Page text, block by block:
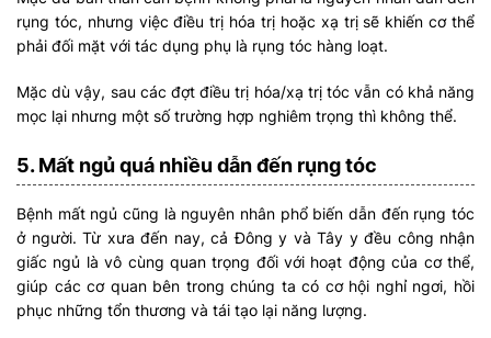
rụng tóc, nhưng việc điều trị hóa trị hoặc xạ trị sẽ khiến cơ thể
phải đối mặt với tác dụng phụ là rụng tóc hàng loạt.
Mặc dù vậy, sau các đợt điều trị hóa/xạ trị tóc vẫn có khả năng
mọc lại nhưng một số trường hợp nghiêm trọng thì không thể.
5. Mất ngủ quá nhiều dẫn đến rụng tóc
Bệnh mất ngủ cũng là nguyên nhân phổ biến dẫn đến rụng tóc
ở người. Từ xưa đến nay, cả Đông y và Tây y đều công nhận
giấc ngủ là vô cùng quan trọng đối với hoạt động của cơ thể,
giúp các cơ quan bên trong chúng ta có cơ hội nghỉ ngơi, hồi
phục những tổn thương và tái tạo lại năng lượng.